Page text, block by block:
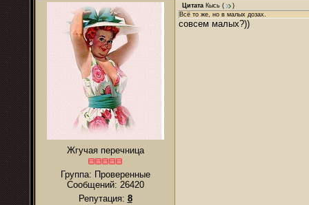
Жгучая перечница
Группа: Проверенные
Сообщений: 26420
Репутация: 8
Цитата Кысь (
)
Всё то же, но в малых дозах.
совсем малых?))